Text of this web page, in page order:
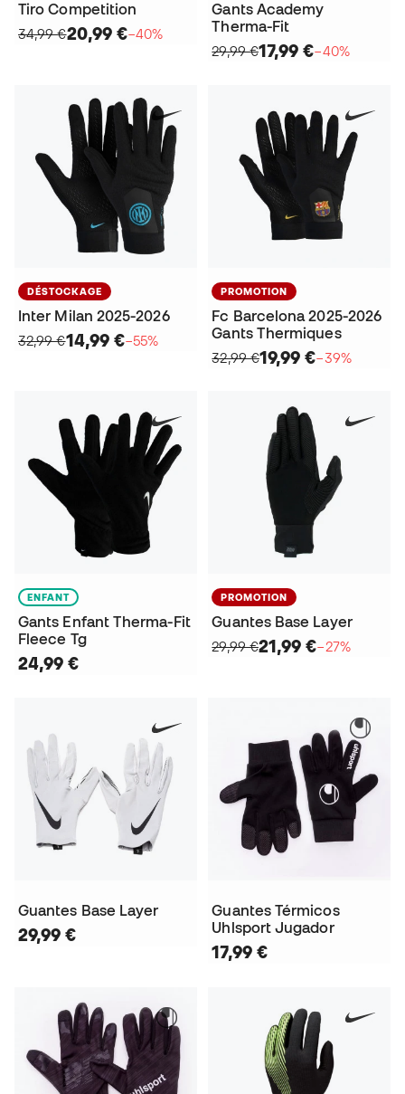
Tiro Competition
34,99 €20,99 €−40%
Gants Academy
Therma-Fit
29,99 €17,99 €−40%
DÉSTOCKAGE
Inter Milan 2025-2026
32,99 €14,99 €−55%
PROMOTION
Fc Barcelona 2025-2026
Gants Thermiques
32,99 €19,99 €−39%
ENFANT
Gants Enfant Therma-Fit
Fleece Tg
24,99 €
PROMOTION
Guantes Base Layer
29,99 €21,99 €−27%
Guantes Base Layer
29,99 €
Guantes Térmicos
Uhlsport Jugador
17,99 €